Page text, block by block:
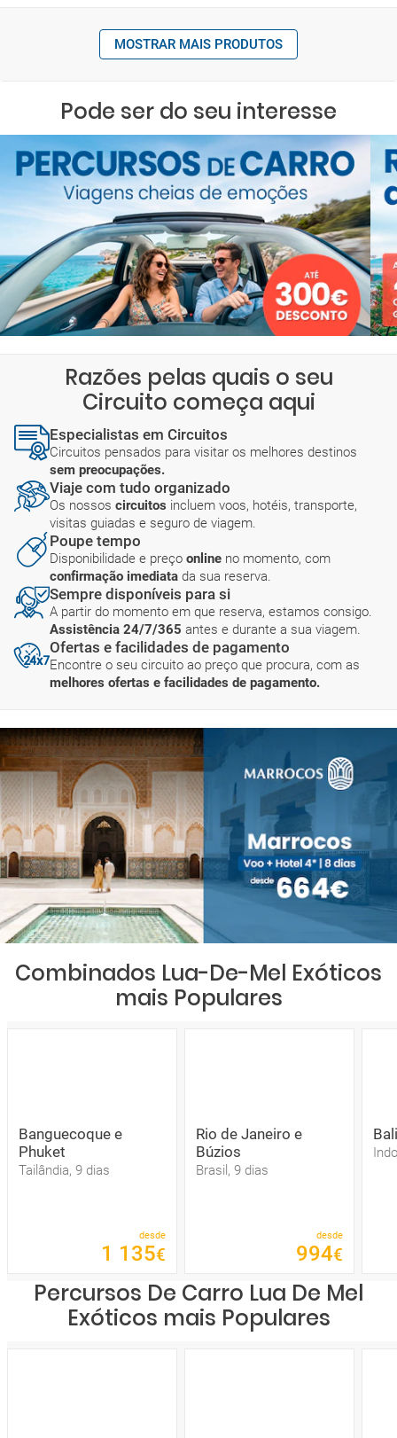
MOSTRAR MAIS PRODUTOS
Pode ser do seu interesse
Razões pelas quais o seu
Circuito começa aqui
Especialistas em Circuitos
Circuitos pensados para visitar os melhores destinos
sem preocupações.
Viaje com tudo organizado
Os nossos circuitos incluem voos, hotéis, transporte,
visitas guiadas e seguro de viagem.
Poupe tempo
Disponibilidade e preço online no momento, com
confirmação imediata da sua reserva.
Sempre disponíveis para si
A partir do momento em que reserva, estamos consigo.
Assistência 24/7/365 antes e durante a sua viagem.
Ofertas e facilidades de pagamento
Encontre o seu circuito ao preço que procura, com as
melhores ofertas e facilidades de pagamento.
Combinados Lua-De-Mel Exóticos
mais Populares
Banguecoque e
Phuket
Tailândia, 9 dias
desde
1 135€
Rio de Janeiro e
Búzios
Brasil, 9 dias
desde
994€
Percursos De Carro Lua De Mel
Exóticos mais Populares